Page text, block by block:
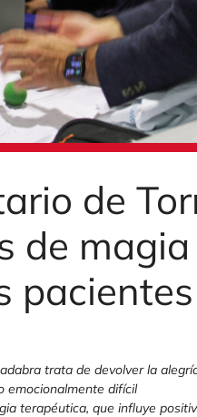
de
de magia
pacientes
trata de devolver la
emocionalmente difícil
terapéutica, que influye